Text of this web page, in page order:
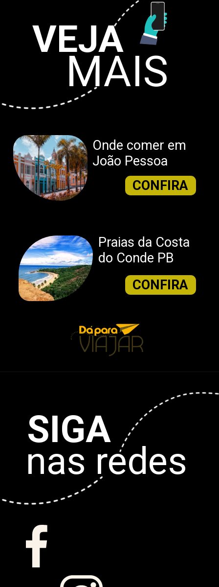
VEJA
MAIS
Onde comer em
João Pessoa
Praias da Costa
do Conde PB
CONFIRA
CONFIRA
SIGA
nas redes